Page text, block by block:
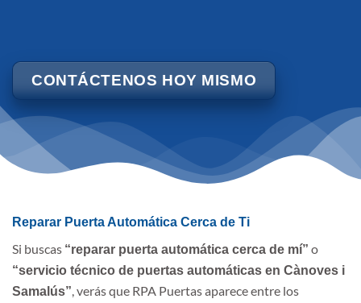
CONTÁCTENOS HOY MISMO
Reparar Puerta Automática Cerca de Ti
Si buscas “reparar puerta automática cerca de mí” o
“servicio técnico de puertas automáticas en Cànoves i
Samalús”, verás que RPA Puertas aparece entre los